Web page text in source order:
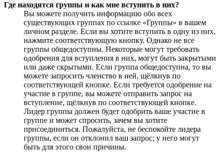
Где находятся группы и как мне вступить в них?
Вы можете получить информацию обо всех
существующих группах по ссылке «Группы» в вашем
личном разделе. Если вы хотите вступить в одну из них,
нажмите соответствующую кнопку. Однако не все
группы общедоступны. Некоторые могут требовать
одобрения для вступления в них, могут быть закрытыми
или даже скрытыми. Если группа общедоступна, то вы
можете запросить членство в ней, щёлкнув по
соответствующей кнопке. Если требуется одобрение на
участие в группе, вы можете отправить запрос на
вступление, щёлкнув по соответствующей кнопке.
Лидер группы должен будет одобрить ваше участие в
группе и может спросить, зачем вы хотите
присоединиться. Пожалуйста, не беспокойте лидера
группы, если он отклонил ваш запрос; у него могут
быть для этого свои причины.